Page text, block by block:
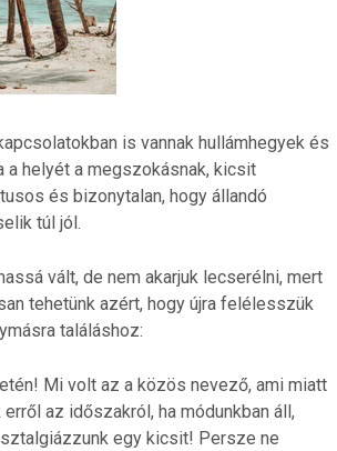
is vannak hullámhegyek és
helyét a megszokásnak, kicsit
és bizonytalan, hogy állandó
túl jól.
vált, de nem akarjuk lecserélni, mert
tehetünk azért, hogy újra felélesszük
találáshoz:
Mi volt az a közös nevező, ami miatt
az időszakról, ha módunkban áll,
egy kicsit! Persze ne